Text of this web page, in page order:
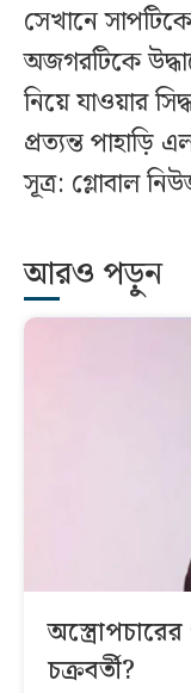
সেখানে
অজগরটিকে
নিয়ে যাওয়ার
প্রত্যন্ত পাহাড়ি
সূত্র: গ্লোবাল
আরও পড়ুন
চক্রবর্তী?